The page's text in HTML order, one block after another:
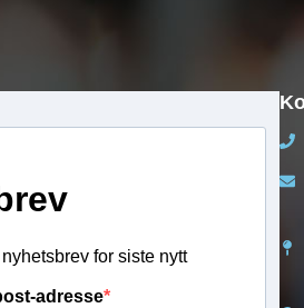
for siste nytt
adresse